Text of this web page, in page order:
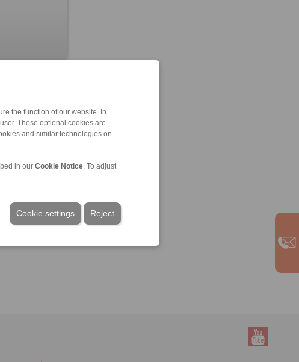
the function of our website. In
These optional cookies are
and similar technologies on
in our Cookie Notice . To adjust
Reject
Cookie settings